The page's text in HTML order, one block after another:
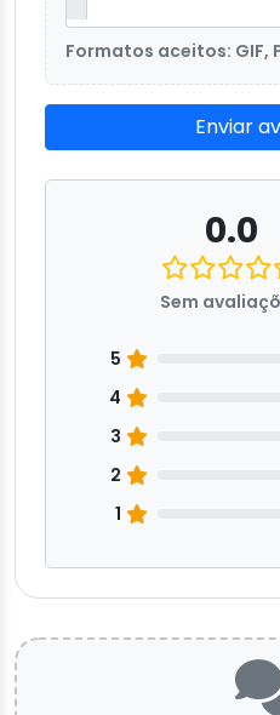
Formatos aceitos: GIF,
Enviar
0.0
Sem
5
4
3
2
1